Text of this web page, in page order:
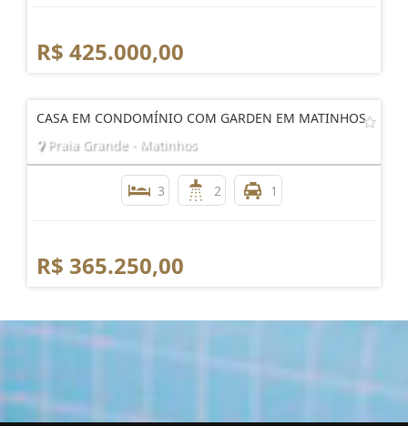
R$ 425.000,00
CASA EM CONDOMÍNIO COM GARDEN EM MATINHOS
Praia Grande - Matinhos
3 2 1
R$ 365.250,00